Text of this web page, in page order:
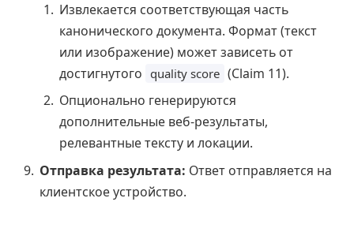
Извлекается соответствующая часть
канонического документа. Формат (текст
или изображение) может зависеть от
достигнутого quality score (Claim 11).
Опционально генерируются
дополнительные веб-результаты,
релевантные тексту и локации.
Отправка результата: Ответ отправляется на
клиентское устройство.